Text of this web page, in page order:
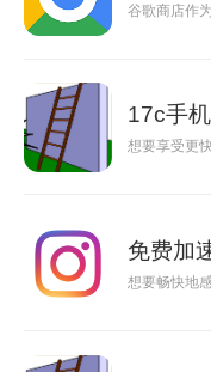
谷歌商店作
17c手
想要享受更
免费加
想要畅快地